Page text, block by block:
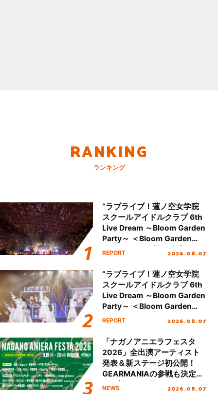
RANKING
ランキング
“ラブライブ！蓮ノ空女学院
スクールアイドルクラブ 6th
Live Dream ～Bloom Garden
Party～ ＜Bloom Garden
Party Stage／埼玉公演＞”
REPORT 2026.08.07
“ラブライブ！蓮ノ空女学院
スクールアイドルクラブ 6th
Live Dream ～Bloom Garden
Party～ ＜Bloom Garden
Party Stage／埼玉公演＞”
REPORT 2026.08.07
「ナガノアニエラフェスタ
2026」全出演アーティスト
発表＆新ステージ初公開！
GEARMANIAの参戦も決定
し、初となる第3ステージの
NEWS 2026.08.07